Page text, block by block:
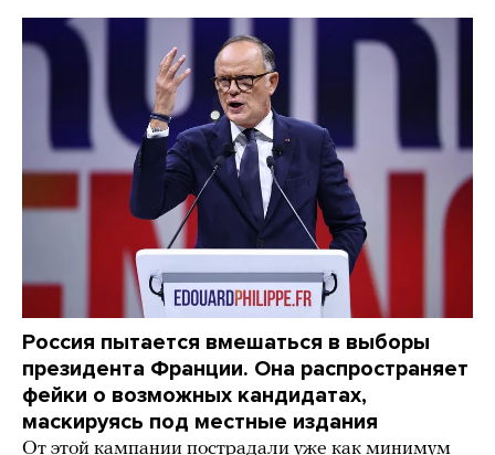
Россия пытается вмешаться в выборы
президента Франции. Она распространяет
фейки о возможных кандидатах,
маскируясь под местные издания
От этой кампании пострадали уже как минимум